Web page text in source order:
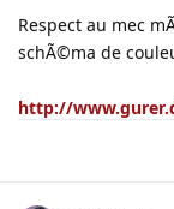
Respect au mec
schÃ©ma de
http://